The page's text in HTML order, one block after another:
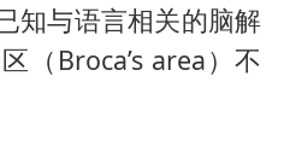
知与语言相关的脑解
（Broca’s area）不